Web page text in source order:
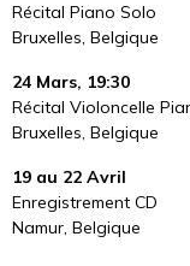
Récital Piano Solo
Bruxelles, Belgique
​24 Mars, 19:30
Récital Violoncelle
Bruxelles, Belgique
​19 au 22 Avril
Enregistrement CD
Namur, Belgique